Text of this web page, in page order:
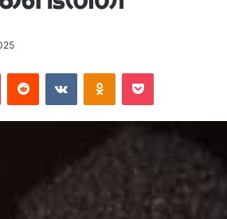
PinterestReddit VKontakteOdnoklassniki
Pocket